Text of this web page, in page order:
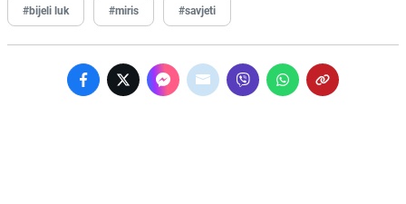
#bijeli luk #miris #savjeti